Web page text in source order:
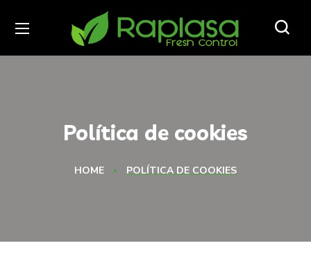
Política de cookies
HOME POLÍTICA DE COOKIES